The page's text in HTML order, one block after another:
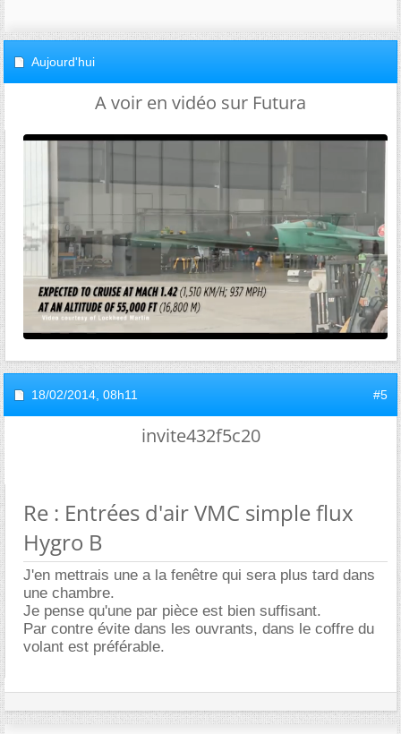
Aujourd'hui
A voir en vidéo sur Futura
18/02/2014, 08h11 #5
invite432f5c20
Re : Entrées d'air VMC simple flux
Hygro B
J'en mettrais une a la fenêtre qui sera plus tard dans
une chambre.
Je pense qu'une par pièce est bien suffisant.
Par contre évite dans les ouvrants, dans le coffre du
volant est préférable.